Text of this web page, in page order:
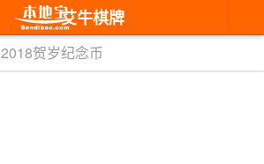
艾牛棋牌
2018贺岁纪念币